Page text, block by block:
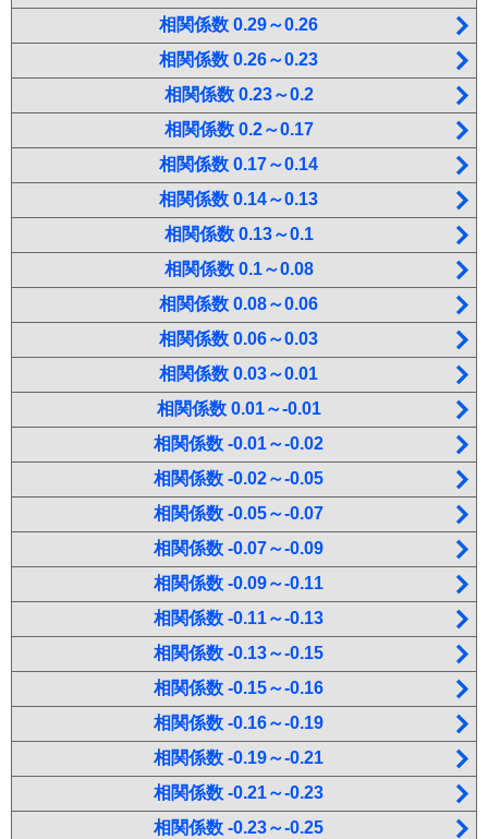
相関係数 0.29～0.26
相関係数 0.26～0.23
相関係数 0.23～0.2
相関係数 0.2～0.17
相関係数 0.17～0.14
相関係数 0.14～0.13
相関係数 0.13～0.1
相関係数 0.1～0.08
相関係数 0.08～0.06
相関係数 0.06～0.03
相関係数 0.03～0.01
相関係数 0.01～-0.01
相関係数 -0.01～-0.02
相関係数 -0.02～-0.05
相関係数 -0.05～-0.07
相関係数 -0.07～-0.09
相関係数 -0.09～-0.11
相関係数 -0.11～-0.13
相関係数 -0.13～-0.15
相関係数 -0.15～-0.16
相関係数 -0.16～-0.19
相関係数 -0.19～-0.21
相関係数 -0.21～-0.23
相関係数 -0.23～-0.25